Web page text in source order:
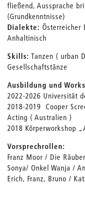
fließend, Aussprache
(Grundkenntnisse)
Dialekte: Österreicher
Anhaltinisch
Skills: Tanzen ( urban
Gesellschaftstänze
Ausbildung und
2022-2026 Universität
2018-2019 Cooper
Acting ( Australien )
2018 Körperworkshop
Vorsprechrollen:
Franz Moor / Die
Sonya/ Onkel Wanja /
Erich, Franz, Bruno /